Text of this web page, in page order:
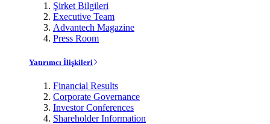
Şirket Bilgileri
Executive Team
Advantech Magazine
Press Room
Yatırımcı İlişkileri
Financial Results
Corporate Governance
Investor Conferences
Shareholder Information